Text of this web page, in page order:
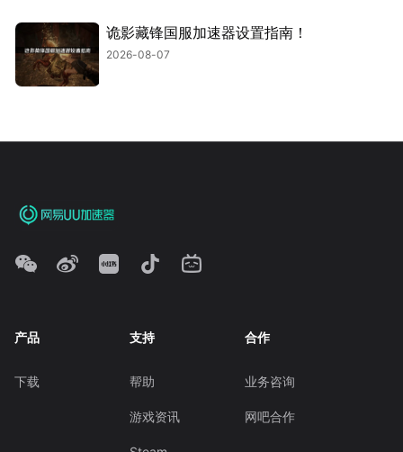
诡影藏锋国服加速器设置指南！
2026-08-07
产品
下载
支持
帮助
游戏资讯
合作
业务咨询
网吧合作